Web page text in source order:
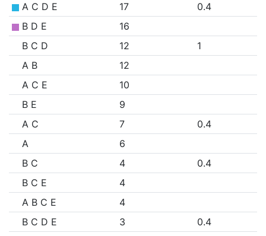
A C D E
17
0.4
B D E
16
B C D
12
1
A B
12
A C E
10
B E
9
A C
7
0.4
A
6
B C
4
0.4
B C E
4
A B C E
4
B C D E
3
0.4